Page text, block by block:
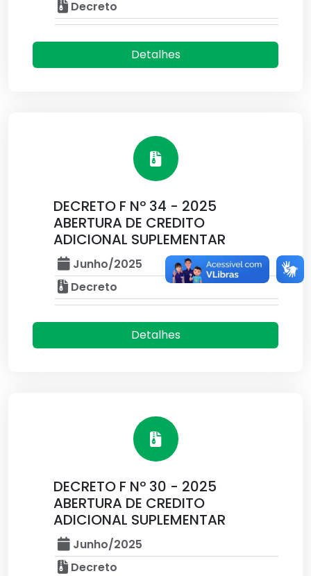
Decreto
Detalhes
DECRETO F Nº 34 - 2025
ABERTURA DE CREDITO
ADICIONAL SUPLEMENTAR
Junho/2025
Decreto
Detalhes
DECRETO F Nº 30 - 2025
ABERTURA DE CREDITO
ADICIONAL SUPLEMENTAR
Junho/2025
Decreto